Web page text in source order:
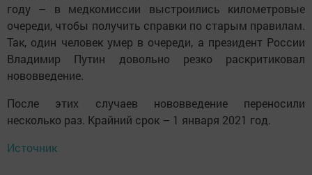
году – в медкомиссии выстроились километровые
очереди, чтобы получить справки по старым правилам.
Так, один человек умер в очереди, а президент России
Владимир Путин довольно резко раскритиковал
нововведение.
После этих случаев нововведение переносили
несколько раз. Крайний срок – 1 января 2021 год.
Источник